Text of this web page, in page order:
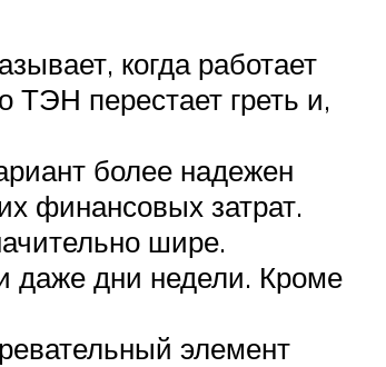
когда работает
ТЭН перестает греть и,
более надежен
финансовых затрат.
шире.
даже дни недели. Кроме
элемент